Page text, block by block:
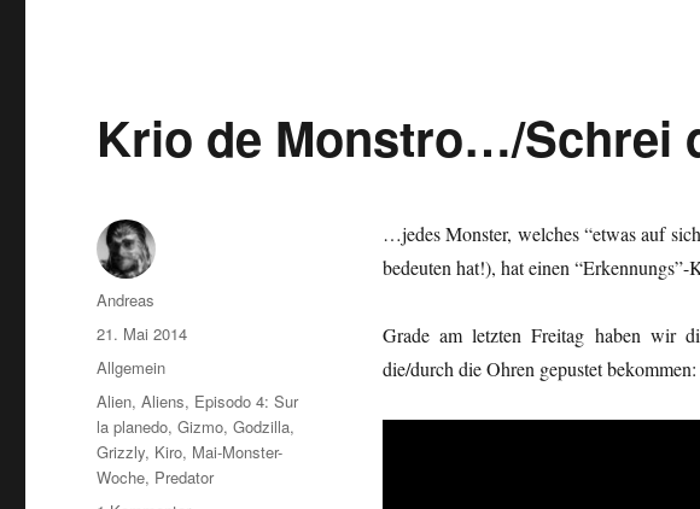
Krio de Monstro…/Schrei
…jedes Monster, welches “etwas auf
bedeuten hat!), hat einen “Erkennungs”-
Grade am letzten Freitag haben wir
die/durch die Ohren gepustet bekommen:
Autor
Andreas
Veröffentlicht
am
21. Mai 2014
Kategorien
Allgemein
Schlagwörter
Alien,Aliens, Episodo 4: Sur
la planedo,Gizmo,Godzilla,
Grizzly, Kiro, Mai-Monster-
Woche, Predator